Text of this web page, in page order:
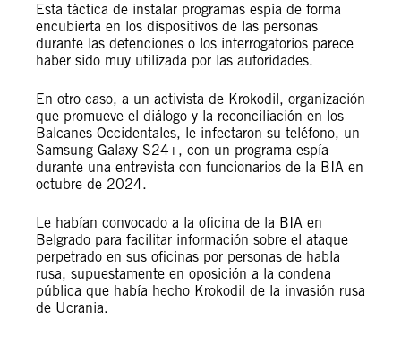
Esta táctica de instalar programas espía de forma
encubierta en los dispositivos de las personas
durante las detenciones o los interrogatorios parece
haber sido muy utilizada por las autoridades.
En otro caso, a un activista de Krokodil, organización
que promueve el diálogo y la reconciliación en los
Balcanes Occidentales, le infectaron su teléfono, un
Samsung Galaxy S24+, con un programa espía
durante una entrevista con funcionarios de la BIA en
octubre de 2024.
Le habían convocado a la oficina de la BIA en
Belgrado para facilitar información sobre el ataque
perpetrado en sus oficinas por personas de habla
rusa, supuestamente en oposición a la condena
pública que había hecho Krokodil de la invasión rusa
de Ucrania.